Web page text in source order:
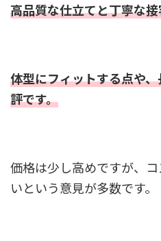
高品質な仕立てと丁寧な
体型にフィットする点や
評です。
価格は少し高めですが、
いという意見が多数です。